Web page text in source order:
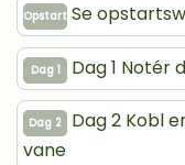
Opstart Se
Dag 1 Dag 1 Notér
Dag 2
Dag 2 Kobl
vane